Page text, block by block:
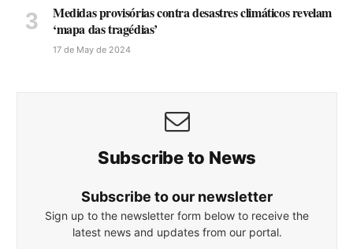
Medidas provisórias contra desastres climáticos revelam
‘mapa das tragédias’
17 de May de 2024
Subscribe to News
Subscribe to our newsletter
Sign up to the newsletter form below to receive the
latest news and updates from our portal.